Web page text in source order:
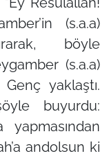
(s.a.a)
böyle
(s.a.a)
yaklaştı.
buyurdu:
andolsun ki